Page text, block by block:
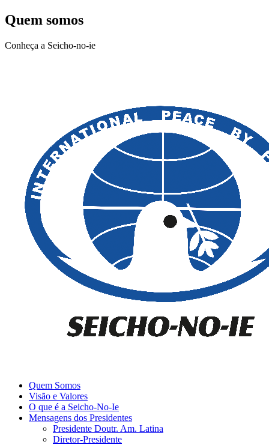
Quem somos
Conheça a Seicho-no-ie
Quem Somos
Visão e Valores
O que é a Seicho-No-Ie
Mensagens dos Presidentes
Presidente Doutr. Am. Latina
Diretor-Presidente